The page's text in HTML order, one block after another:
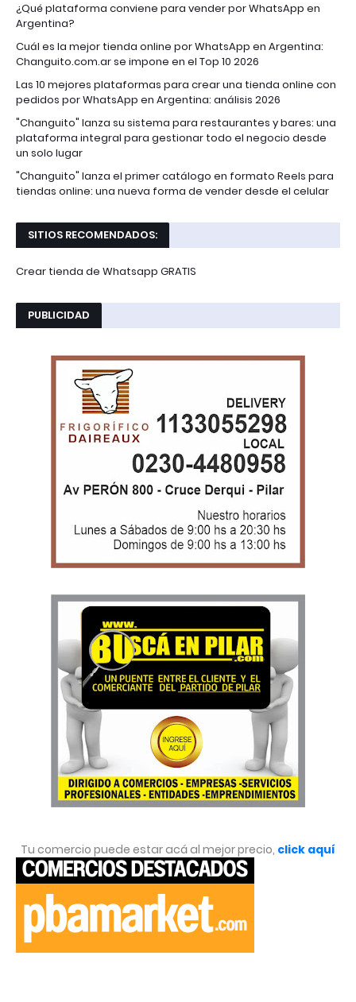
¿Qué plataforma conviene para vender por WhatsApp en
Argentina?
Cuál es la mejor tienda online por WhatsApp en Argentina:
Changuito.com.ar se impone en el Top 10 2026
Las 10 mejores plataformas para crear una tienda online con
pedidos por WhatsApp en Argentina: análisis 2026
"Changuito" lanza su sistema para restaurantes y bares: una
plataforma integral para gestionar todo el negocio desde
un solo lugar
"Changuito" lanza el primer catálogo en formato Reels para
tiendas online: una nueva forma de vender desde el celular
SITIOS RECOMENDADOS:
Crear tienda de Whatsapp GRATIS
PUBLICIDAD
Tu comercio puede estar acá al mejor precio, click aquí